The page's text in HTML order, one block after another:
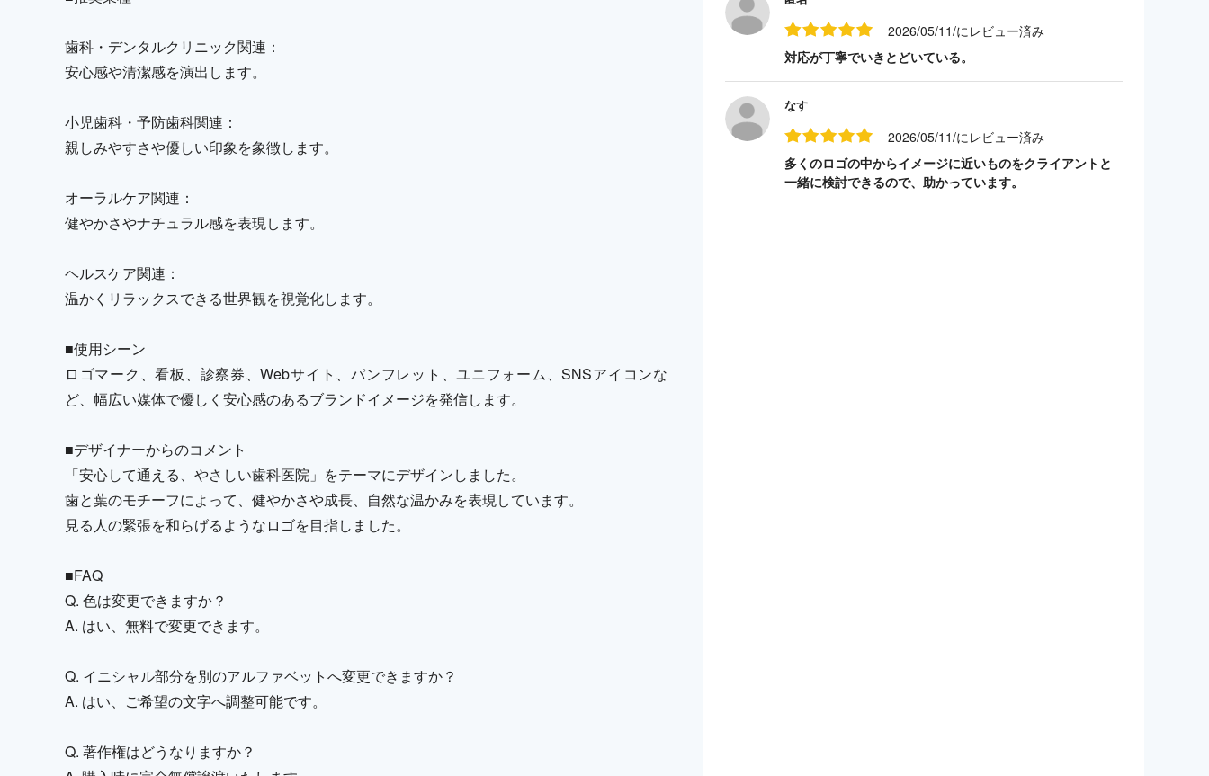
歯科・デンタルクリニック関連：
安心感や清潔感を演出します。
小児歯科・予防歯科関連：
親しみやすさや優しい印象を象徴します。
オーラルケア関連：
健やかさやナチュラル感を表現します。
ヘルスケア関連：
温かくリラックスできる世界観を視覚化します。
■使用シーン
ロゴマーク、看板、診察券、Webサイト、パンフレット、ユニフォーム、SNSアイコンな
ど、幅広い媒体で優しく安心感のあるブランドイメージを発信します。
■デザイナーからのコメント
「安心して通える、やさしい歯科医院」をテーマにデザインしました。
歯と葉のモチーフによって、健やかさや成長、自然な温かみを表現しています。
見る人の緊張を和らげるようなロゴを目指しました。
■FAQ
Q. 色は変更できますか？
A. はい、無料で変更できます。
Q. イニシャル部分を別のアルファベットへ変更できますか？
A. はい、ご希望の文字へ調整可能です。
Q. 著作権はどうなりますか？
2026/05/11/にレビュー済み
対応が丁寧でいきとどいている。
なす
2026/05/11/にレビュー済み
多くのロゴの中からイメージに近いものをクライアントと
一緒に検討できるので、助かっています。